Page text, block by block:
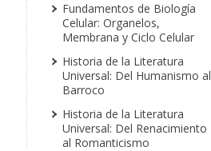
Fundamentos de Biología
Celular: Organelos,
Membrana y Ciclo Celular
Historia de la Literatura
Universal: Del Humanismo al
Barroco
Historia de la Literatura
Universal: Del Renacimiento
al Romanticismo